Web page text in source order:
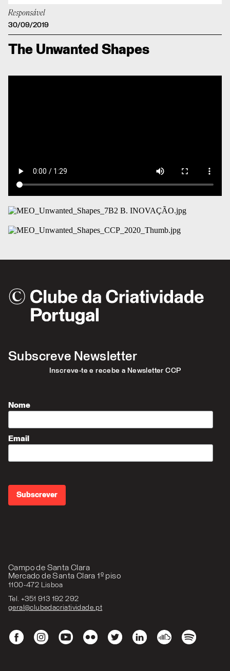
Responsável
30/09/2019
The Unwanted Shapes
Campo de Santa Clara
Mercado de Santa Clara 1º piso
1100-472 Lisboa
Tel. +351 913 192 292
geral@clubedacriatividade.pt
Subscreve Newsletter
Inscreve-te e recebe a Newsletter CCP
Nome
Email